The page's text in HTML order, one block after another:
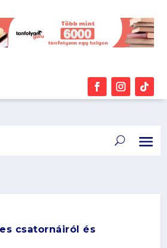
csatornáiról és